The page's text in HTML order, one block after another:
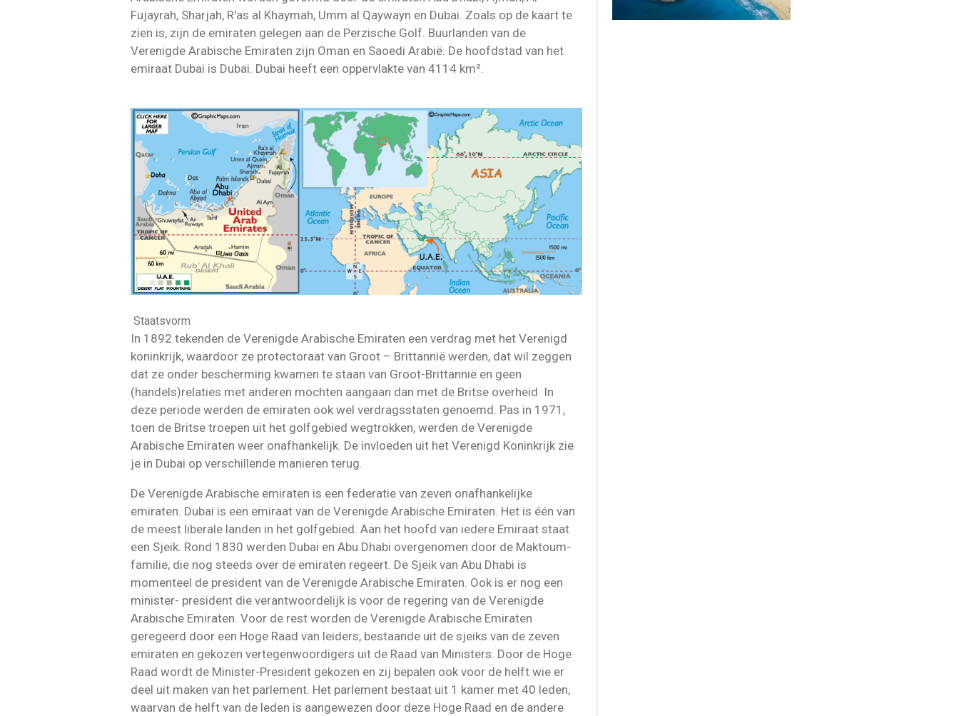
Fujayrah, Sharjah, R'as al Khaymah, Umm al Qaywayn en Dubai. Zoals op de kaart te
zien is, zijn de emiraten gelegen aan de Perzische Golf. Buurlanden van de
Verenigde Arabische Emiraten zijn Oman en Saoedi Arabië. De hoofdstad van het
emiraat Dubai is Dubai. Dubai heeft een oppervlakte van 4114 km².
Staatsvorm
In 1892 tekenden de Verenigde Arabische Emiraten een verdrag met het Verenigd
koninkrijk, waardoor ze protectoraat van Groot – Brittannië werden, dat wil zeggen
dat ze onder bescherming kwamen te staan van Groot-Brittannië en geen
(handels)relaties met anderen mochten aangaan dan met de Britse overheid. In
deze periode werden de emiraten ook wel verdragsstaten genoemd. Pas in 1971,
toen de Britse troepen uit het golfgebied wegtrokken, werden de Verenigde
Arabische Emiraten weer onafhankelijk. De invloeden uit het Verenigd Koninkrijk zie
je in Dubai op verschillende manieren terug.
De Verenigde Arabische emiraten is een federatie van zeven onafhankelijke
emiraten. Dubai is een emiraat van de Verenigde Arabische Emiraten. Het is één van
de meest liberale landen in het golfgebied. Aan het hoofd van iedere Emiraat staat
een Sjeik. Rond 1830 werden Dubai en Abu Dhabi overgenomen door de Maktoum-
familie, die nog steeds over de emiraten regeert. De Sjeik van Abu Dhabi is
momenteel de president van de Verenigde Arabische Emiraten. Ook is er nog een
minister- president die verantwoordelijk is voor de regering van de Verenigde
Arabische Emiraten. Voor de rest worden de Verenigde Arabische Emiraten
geregeerd door een Hoge Raad van leiders, bestaande uit de sjeiks van de zeven
emiraten en gekozen vertegenwoordigers uit de Raad van Ministers. Door de Hoge
Raad wordt de Minister-President gekozen en zij bepalen ook voor de helft wie er
deel uit maken van het parlement. Het parlement bestaat uit 1 kamer met 40 leden,
waarvan de helft van de leden is aangewezen door deze Hoge Raad en de andere